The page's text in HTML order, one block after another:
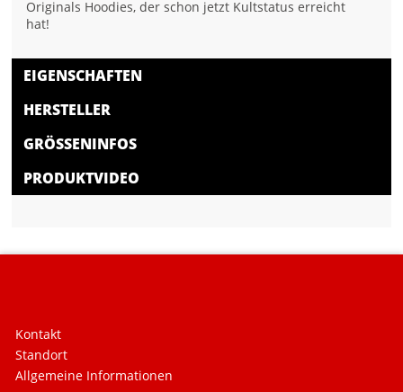
Originals Hoodies, der schon jetzt Kultstatus erreicht
hat!
EIGENSCHAFTEN
HERSTELLER
GRÖSSENINFOS
PRODUKTVIDEO
Kontakt
Standort
Allgemeine Informationen